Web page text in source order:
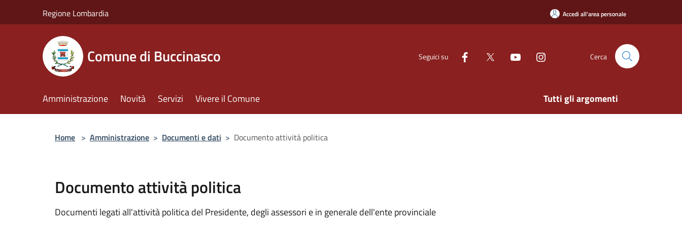
Regione Lombardia Accedi all'area personale
Comune di Buccinasco Seguici su Cerca
Amministrazione Novità Servizi Vivere il Comune Tutti gli argomenti
Home > Amministrazione > Documenti e dati > Documento attività politica
Documento attività politica
Documenti legati all'attività politica del Presidente, degli assessori e in generale dell'ente provinciale